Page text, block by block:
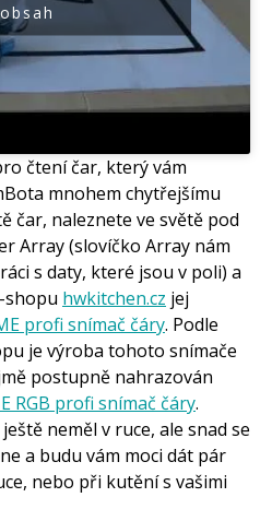
obsah
čtení čar, který vám
mnohem chytřejšímu
čar, naleznete ve světě pod
Array (slovíčko Array nám
s daty, které jsou v poli) a
shopu hwkitchen.cz jej
profi snímač čáry. Podle
je výroba tohoto snímače
postupně nahrazován
RGB profi snímač čáry.
neměl v ruce, ale snad se
a budu vám moci dát pár
nebo při kutění s vašimi